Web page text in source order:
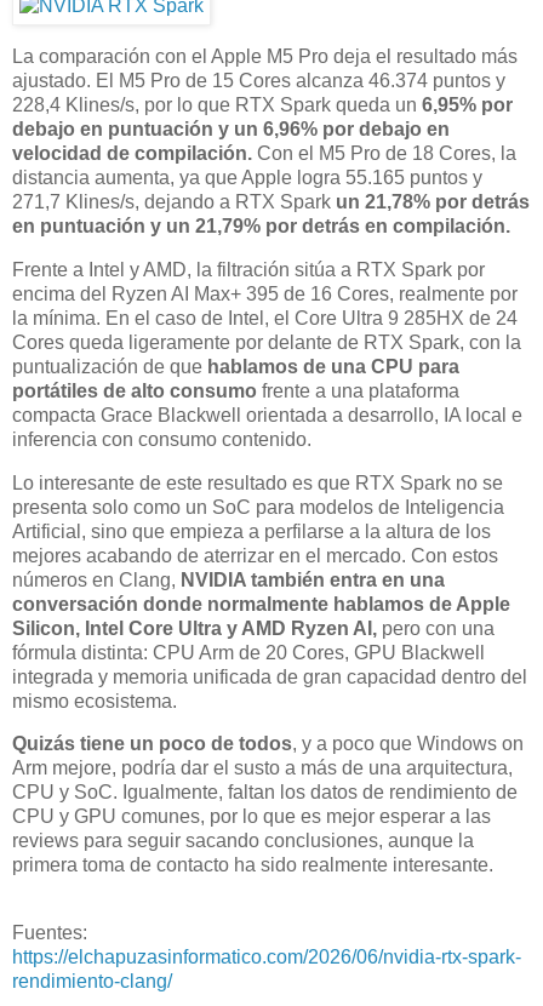
La comparación con el Apple M5 Pro deja el resultado más
ajustado. El M5 Pro de 15 Cores alcanza 46.374 puntos y
228,4 Klines/s, por lo que RTX Spark queda un 6,95% por
debajo en puntuación y un 6,96% por debajo en
velocidad de compilación. Con el M5 Pro de 18 Cores, la
distancia aumenta, ya que Apple logra 55.165 puntos y
271,7 Klines/s, dejando a RTX Spark un 21,78% por detrás
en puntuación y un 21,79% por detrás en compilación.
Frente a Intel y AMD, la filtración sitúa a RTX Spark por
encima del Ryzen AI Max+ 395 de 16 Cores, realmente por
la mínima. En el caso de Intel, el Core Ultra 9 285HX de 24
Cores queda ligeramente por delante de RTX Spark, con la
puntualización de que hablamos de una CPU para
portátiles de alto consumo frente a una plataforma
compacta Grace Blackwell orientada a desarrollo, IA local e
inferencia con consumo contenido.
Lo interesante de este resultado es que RTX Spark no se
presenta solo como un SoC para modelos de Inteligencia
Artificial, sino que empieza a perfilarse a la altura de los
mejores acabando de aterrizar en el mercado. Con estos
números en Clang, NVIDIA también entra en una
conversación donde normalmente hablamos de Apple
Silicon, Intel Core Ultra y AMD Ryzen AI, pero con una
fórmula distinta: CPU Arm de 20 Cores, GPU Blackwell
integrada y memoria unificada de gran capacidad dentro del
mismo ecosistema.
Quizás tiene un poco de todos, y a poco que Windows on
Arm mejore, podría dar el susto a más de una arquitectura,
CPU y SoC. Igualmente, faltan los datos de rendimiento de
CPU y GPU comunes, por lo que es mejor esperar a las
reviews para seguir sacando conclusiones, aunque la
primera toma de contacto ha sido realmente interesante.
Fuentes:
https://elchapuzasinformatico.com/2026/06/nvidia-rtx-spark-
rendimiento-clang/